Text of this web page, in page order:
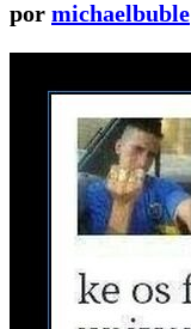
por michaelbuble